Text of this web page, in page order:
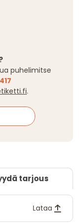
puhelimitse
.
tarjous
Lataa